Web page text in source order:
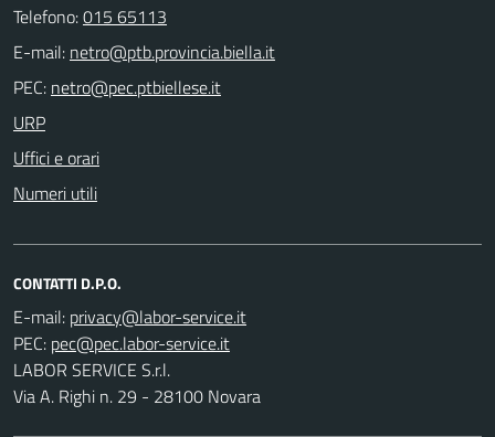
Telefono:015 65113
E-mail:
PEC:
URP
Uffici e orari
Numeri utili
CONTATTI D.P.O.
E-mail:
PEC:
LABOR SERVICE S.r.l.
Via A. Righi n. 29 - 28100 Novara